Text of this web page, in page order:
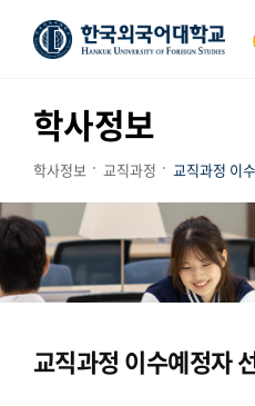
학사정보
학사정보 교직과정 교직과정 이
교직과정 이수예정자